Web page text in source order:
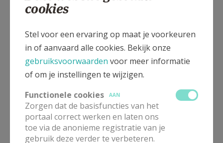
Indien een familielid of uzelf voor korte of langere
tijd in het Sint-Franciscusziekenhuis of in een ander
ziekenhuis of revalidatiecentra verblijft, aarzel niet
om ZELF contact te nemen met uw priester, diaken,
parochieassitente Patricia Vuegen of
Samanaverantwoordelijke.
cookies
Stel voor een ervaring op maat je voorkeuren
in of aanvaard alle cookies. Bekijk onze
gebruiksvoorwaarden voor meer informatie
of om je instellingen te wijzigen.
Functionele cookies
AAN
Zorgen dat de basisfuncties van het
portaal correct werken en laten ons
toe via de anonieme registratie van je
gebruik deze verder te verbeteren.